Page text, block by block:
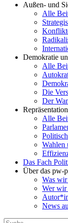
Außen- und
Alle
Demokratie
Alle
Die
Der
Alle
Wahlen
Das Fach
Über das pw-
Was wir
Wer wir
News